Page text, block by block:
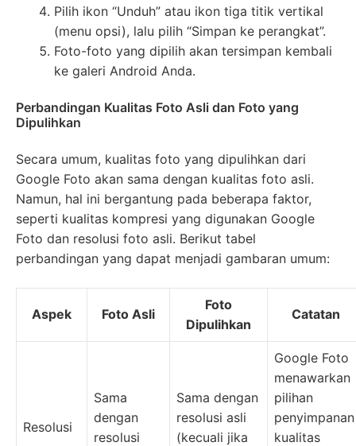
Pilih ikon “Unduh” atau ikon tiga titik vertikal
(menu opsi), lalu pilih “Simpan ke perangkat”.
Foto-foto yang dipilih akan tersimpan kembali
ke galeri Android Anda.
Perbandingan Kualitas Foto Asli dan Foto yang
Dipulihkan
Secara umum, kualitas foto yang dipulihkan dari
Google Foto akan sama dengan kualitas foto asli.
Namun, hal ini bergantung pada beberapa faktor,
seperti kualitas kompresi yang digunakan Google
Foto dan resolusi foto asli. Berikut tabel
perbandingan yang dapat menjadi gambaran umum:
Aspek Foto Asli
Foto
Dipulihkan
Catatan
Resolusi
Sama
dengan
resolusi
Sama dengan
resolusi asli
(kecuali jika
Google Foto
menawarkan
pilihan
penyimpanan
kualitas